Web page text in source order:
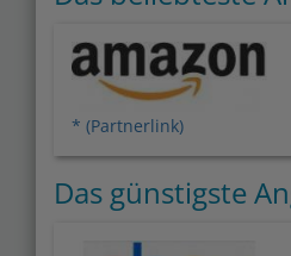
* (Partnerlink)
Das günstigste